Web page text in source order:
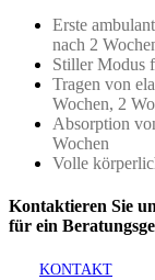
Erste
nach 2
Stiller Modus
Tragen von
Wochen, 2
Absorption
Wochen
Volle
Kontaktieren Sie
für ein
KONTAKT